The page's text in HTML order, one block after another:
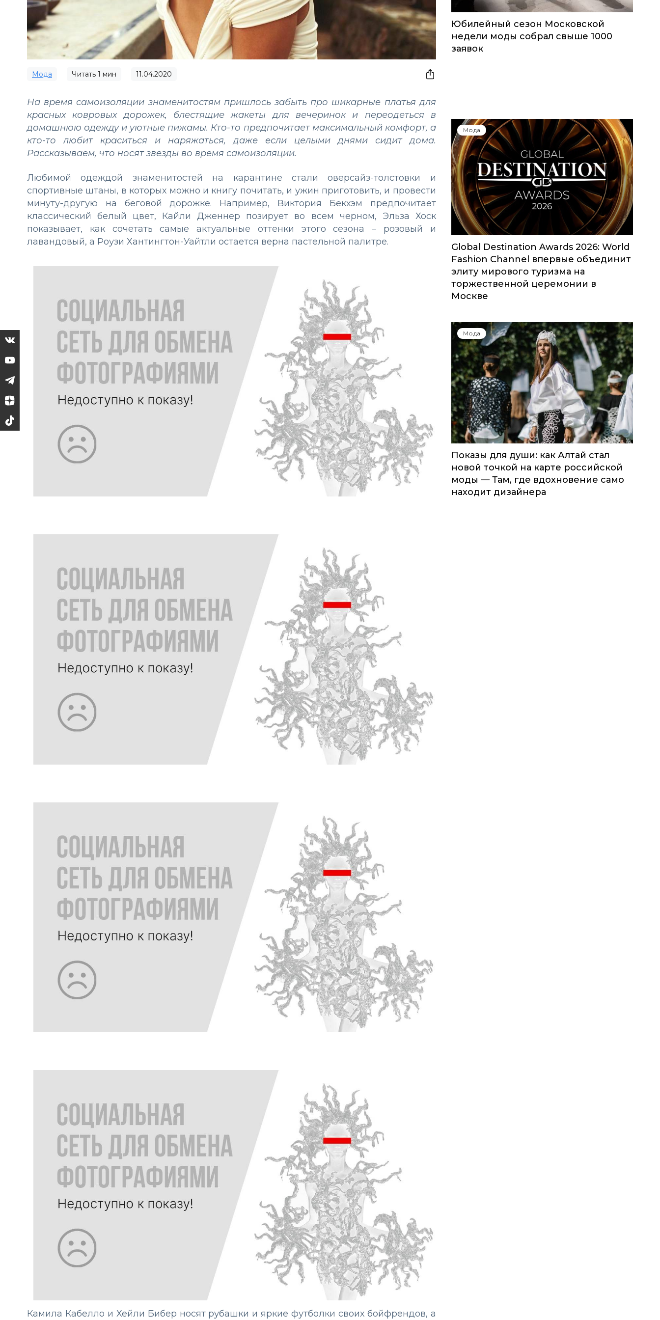
Мода Читать 1 мин 11.04.2020
На время самоизоляции знаменитостям пришлось забыть про шикарные платья для
красных ковровых дорожек, блестящие жакеты для вечеринок и переодеться в
домашнюю одежду и уютные пижамы. Кто-то предпочитает максимальный комфорт, а
кто-то любит краситься и наряжаться, даже если целыми днями сидит дома.
Рассказываем, что носят звезды во время самоизоляции.
Любимой одеждой знаменитостей на карантине стали оверсайз-толстовки и
спортивные штаны, в которых можно и книгу почитать, и ужин приготовить, и провести
минуту-другую на беговой дорожке. Например, Виктория Бекхэм предпочитает
классический белый цвет, Кайли Дженнер позирует во всем черном, Эльза Хоск
показывает, как сочетать самые актуальные оттенки этого сезона – розовый и
лавандовый, а Роузи Хантингтон-Уайтли остается верна пастельной палитре.
Камила Кабелло и Хейли Бибер носят рубашки и яркие футболки своих бойфрендов, а
Юбилейный сезон Московской
недели моды собрал свыше 1000
заявок
Мода
Global Destination Awards 2026: World
Fashion Channel впервые объединит
элиту мирового туризма на
торжественной церемонии в
Москве
Мода
Показы для души: как Алтай стал
новой точкой на карте российской
моды — Там, где вдохновение само
находит дизайнера